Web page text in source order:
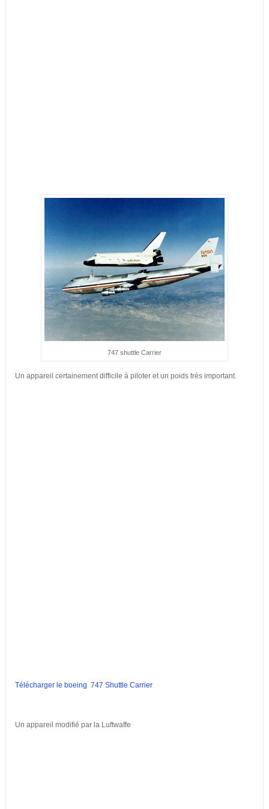
747 shuttle Carrier
Un appareil certainement difficile à piloter et un poids très important.
Télécharger le boeing 747 Shuttle Carrier
Un appareil modifié par la Luftwaffe